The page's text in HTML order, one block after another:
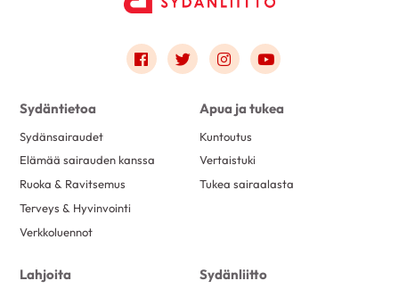
Link to facebook
Link to twitter
Link to instagram
Link to youtube
Sydäntietoa
Sydänsairaudet
Elämää sairauden kanssa
Ruoka & Ravitsemus
Terveys & Hyvinvointi
Verkkoluennot
Apua ja tukea
Kuntoutus
Vertaistuki
Tukea sairaalasta
Lahjoita Sydänliitto